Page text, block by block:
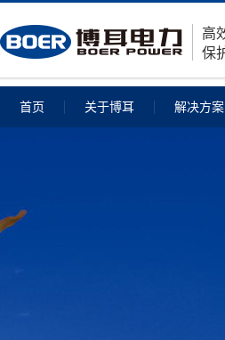
高
保
首页 关于博耳 解决方案